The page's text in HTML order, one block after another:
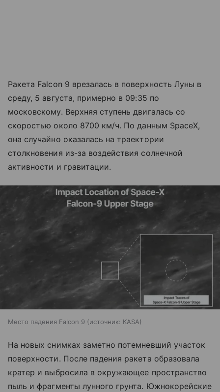
Ракета Falcon 9 врезалась в поверхность Луны в
среду, 5 августа, примерно в 09:35 по
московскому. Верхняя ступень двигалась со
скоростью около 8700 км/ч. По данным SpaceX,
она случайно оказалась на траектории
столкновения из-за воздействия солнечной
активности и гравитации.
Место падения Falcon 9 источник: KASA
На новых снимках заметно потемневший участок
поверхности. После падения ракета образовала
кратер и выбросила в окружающее пространство
пыль и фрагменты лунного грунта. Южнокорейские